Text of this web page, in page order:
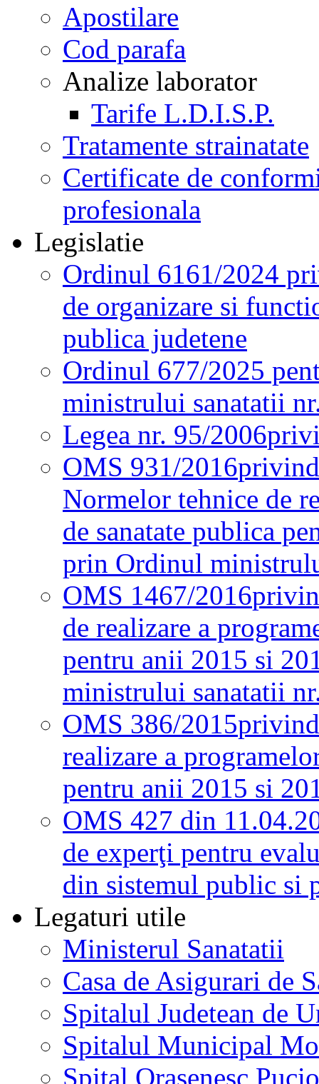
Apostilare
Cod parafa
Analize laborator
Tarife L.D.I.S.P.
Tratamente strainatate
Certificate de
profesionala
Legislatie
Ordinul 6161/2024
de organizare si
publica judetene
Ordinul 677/2025
ministrului sanatatii
Legea nr. 95/2006
OMS 931/2016
Normelor tehnice de
de sanatate publica
prin Ordinul
OMS 1467/2016
de realizare a
pentru anii 2015 si
ministrului sanatatii
OMS 386/2015
realizare a
pentru anii 2015 si
OMS 427 din
de experţi pentru
din sistemul public si
Legaturi utile
Ministerul Sanatatii
Casa de Asigurari de
Spitalul Judetean de
Spitalul Municipal
Spital Orasenesc